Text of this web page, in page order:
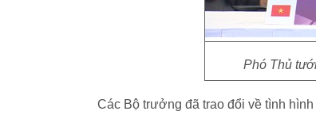
Phó Thủ
Các Bộ trưởng đã trao đổi về tình